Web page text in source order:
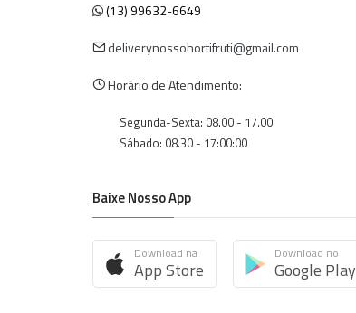
(13) 99632-6649
deliverynossohortifruti@gmail.com
Horário de Atendimento:
Segunda-Sexta: 08.00 - 17.00
Sábado: 08.30 - 17:00:00
Baixe Nosso App
Download na
App Store
Download no
Google Play